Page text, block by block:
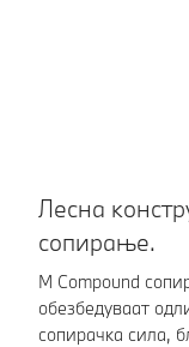
Лесна
сопирање.
M Compound
обезбедуваат
сопирачка сила,